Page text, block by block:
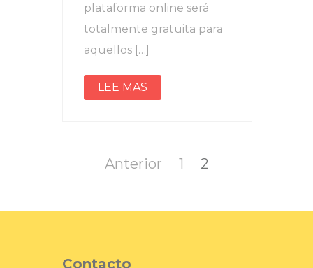
plataforma online será
totalmente gratuita para
aquellos […]
LEE MAS
entradas
Anterior Página
1 Página
2
Contacto